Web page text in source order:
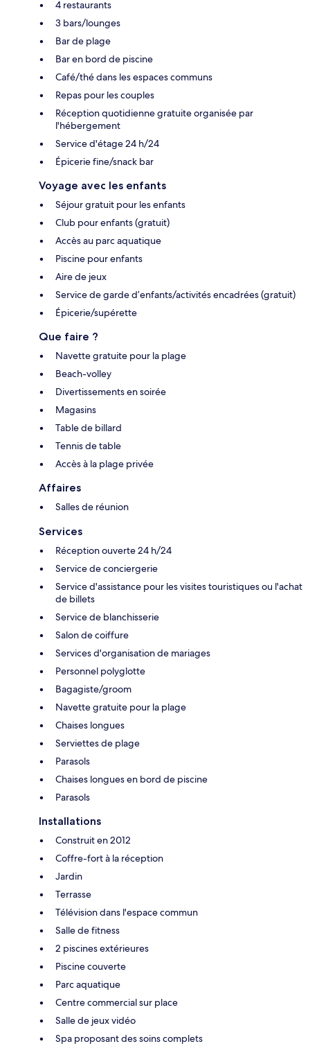
4 restaurants
3 bars/lounges
Bar de plage
Bar en bord de piscine
Café/thé dans les espaces communs
Repas pour les couples
Réception quotidienne gratuite organisée par
l'hébergement
Service d'étage 24 h/24
Épicerie fine/snack bar
Voyage avec les enfants
Séjour gratuit pour les enfants
Club pour enfants (gratuit)
Accès au parc aquatique
Piscine pour enfants
Aire de jeux
Service de garde d’enfants/activités encadrées (gratuit)
Épicerie/supérette
Que faire ?
Navette gratuite pour la plage
Beach-volley
Divertissements en soirée
Magasins
Table de billard
Tennis de table
Accès à la plage privée
Affaires
Salles de réunion
Services
Réception ouverte 24 h/24
Service de conciergerie
Service d'assistance pour les visites touristiques ou l'achat
de billets
Service de blanchisserie
Salon de coiffure
Services d'organisation de mariages
Personnel polyglotte
Bagagiste/groom
Navette gratuite pour la plage
Chaises longues
Serviettes de plage
Parasols
Chaises longues en bord de piscine
Parasols
Installations
Construit en 2012
Coffre-fort à la réception
Jardin
Terrasse
Télévision dans l'espace commun
Salle de fitness
2 piscines extérieures
Piscine couverte
Parc aquatique
Centre commercial sur place
Salle de jeux vidéo
Spa proposant des soins complets